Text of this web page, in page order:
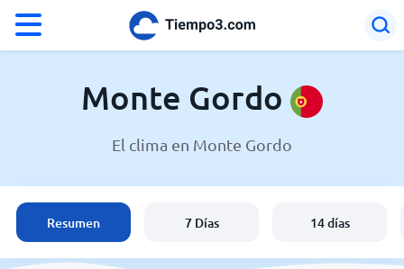
El clima en Monte Gordo
Portugal
España
Monte Gordo
El clima en Monte Gordo
Resumen 7 Días 14 días